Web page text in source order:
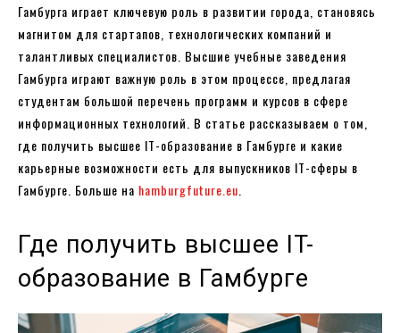
Гамбурга играет ключевую роль в развитии города, становясь
магнитом для стартапов, технологических компаний и
талантливых специалистов. Высшие учебные заведения
Гамбурга играют важную роль в этом процессе, предлагая
студентам большой перечень программ и курсов в сфере
информационных технологий. В статье рассказываем о том,
где получить высшее IT-образование в Гамбурге и какие
карьерные возможности есть для выпускников IT-сферы в
Гамбурге. Больше на hamburgfuture.eu
Где получить высшее IT-
образование в Гамбурге